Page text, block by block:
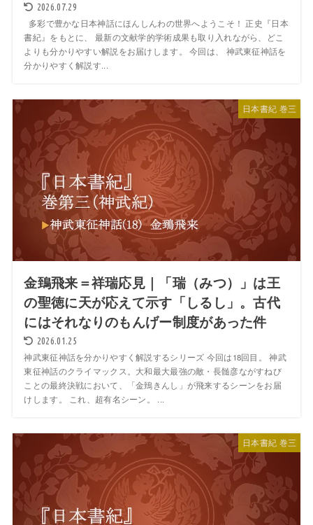
2026.07.29
多彩で豊かな日本神話にほんしんわの世界へようこそ！ 正史『日本
書紀』をもとに、 最新の文献学的学術成果も取り入れながら、どこ
よりも分かりやすい解説をお届けします。 今回は、 神武東征神話を
分かりやすく解説す...
日本書紀 巻三
金鵄飛来＝祥瑞応見｜「瑞（みつ）」は王
の聖徳に天が応えて示す「しるし」。古代
にはそれなりのもんげー制度があった件
2026.01.25
神武東征神話を分かりやすく解説するシリーズ 今回は18回目。 神武
東征神話のクライマックス。大和最大最強の敵・長髄彦ながすねび
ことの最終決戦において、「金鵄きんし」が飛来するシーンをお届
けします。 これ、超有名シーン。 ...
日本書紀 巻三